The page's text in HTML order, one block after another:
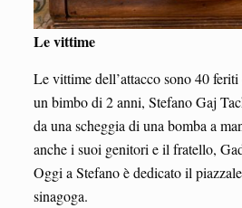
Le vittime
Le vittime dell’attacco sono 40
un bimbo di 2 anni, Stefano Gaj
da una scheggia di una bomba a
anche i suoi genitori e il fratello,
Oggi a Stefano è dedicato il
sinagoga.